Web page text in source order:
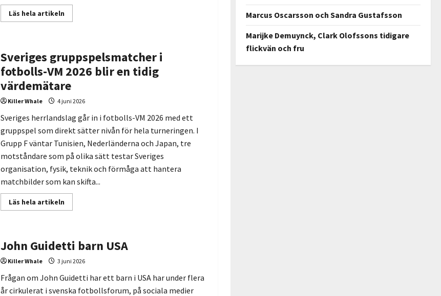
Läs hela artikelnRead
more
aldrig
blir
tråkiga:
psykologin
bakom
engagemang
Sveriges gruppspelsmatcher i
fotbolls-VM 2026 blir en tidig
värdemätare
Killer Whale 4 juni 2026
Sveriges herrlandslag går in i fotbolls-VM 2026 med ett
gruppspel som direkt sätter nivån för hela turneringen. I
Grupp F väntar Tunisien, Nederländerna och Japan, tre
motståndare som på olika sätt testar Sveriges
organisation, fysik, teknik och förmåga att hantera
matchbilder som kan skifta...
Läs hela artikelnRead
more
fotbolls-
VM
2026
blir
en
tidig
värdemätare
John Guidetti barn USA
Killer Whale 3 juni 2026
Frågan om John Guidetti har ett barn i USA har under flera
år cirkulerat i svenska fotbollsforum, på sociala medier
Marcus Oscarsson och Sandra Gustafsson
Marijke Demuynck, Clark Olofssons tidigare
flickvän och fru